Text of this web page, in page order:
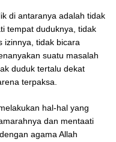
di antaranya adalah tidak
tempat duduknya, tidak
izinnya, tidak bicara
suatu masalah
duduk tertalu dekat
terpaksa.
hal-hal yang
dan mentaati
agama Allah